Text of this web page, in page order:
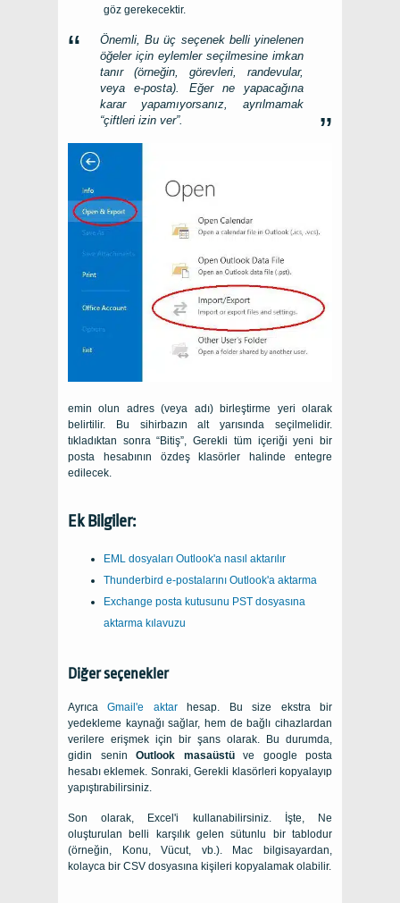
göz gerekecektir.
Önemli, Bu üç seçenek belli yinelenen
öğeler için eylemler seçilmesine imkan
tanır (örneğin, görevleri, randevular,
veya e-posta). Eğer ne yapacağına
karar yapamıyorsanız, ayrılmamak
“çiftleri izin ver”.
emin olun adres (veya adı) birleştirme yeri olarak
belirtilir. Bu sihirbazın alt yarısında seçilmelidir.
tıkladıktan sonra “Bitiş”, Gerekli tüm içeriği yeni bir
posta hesabının özdeş klasörler halinde entegre
edilecek.
Ek Bilgiler:
EML dosyaları Outlook'a nasıl aktarılır
Thunderbird e-postalarını Outlook'a aktarma
Exchange posta kutusunu PST dosyasına
aktarma kılavuzu
Diğer seçenekler
AyrıcaGmail'e aktarhesap. Bu size ekstra bir
yedekleme kaynağı sağlar, hem de bağlı cihazlardan
verilere erişmek için bir şans olarak. Bu durumda,
gidin senin Outlook masaüstüve google posta
hesabı eklemek. Sonraki, Gerekli klasörleri kopyalayıp
yapıştırabilirsiniz.
Son olarak, Excel'i kullanabilirsiniz. İşte, Ne
oluşturulan belli karşılık gelen sütunlu bir tablodur
(örneğin, Konu, Vücut, vb.). Mac bilgisayardan,
kolayca bir CSV dosyasına kişileri kopyalamak olabilir.